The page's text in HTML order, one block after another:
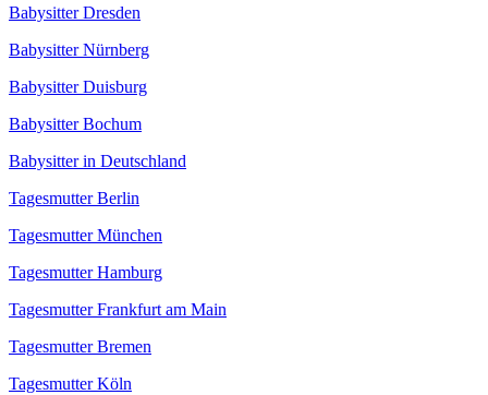
Babysitter Dresden
Babysitter Nürnberg
Babysitter Duisburg
Babysitter Bochum
Babysitter in Deutschland
Tagesmutter Berlin
Tagesmutter München
Tagesmutter Hamburg
Tagesmutter Frankfurt am Main
Tagesmutter Bremen
Tagesmutter Köln